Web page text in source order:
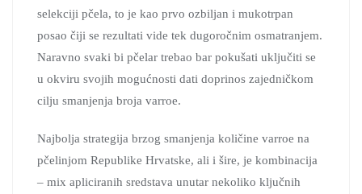
selekciji pčela, to je kao prvo ozbiljan i mukotrpan
posao čiji se rezultati vide tek dugoročnim osmatranjem.
Naravno svaki bi pčelar trebao bar pokušati uključiti se
u okviru svojih mogućnosti dati doprinos zajedničkom
cilju smanjenja broja varroe.
Najbolja strategija brzog smanjenja količine varroe na
pčelinjom Republike Hrvatske, ali i šire, je kombinacija
– mix apliciranih sredstava unutar nekoliko ključnih